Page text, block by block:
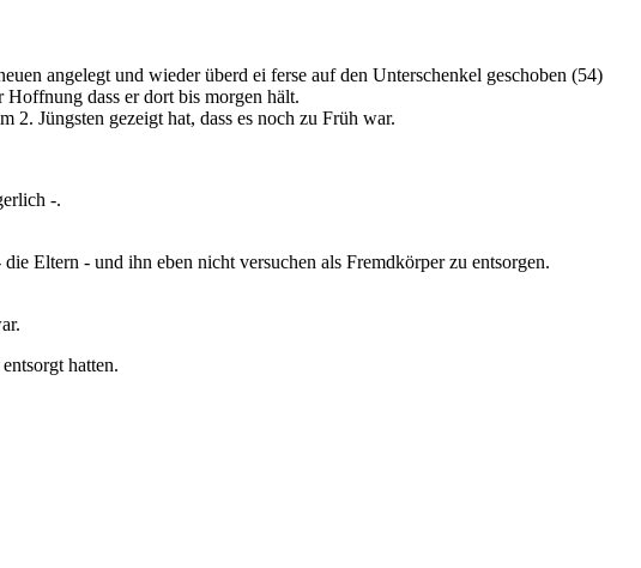
angelegt und wieder überd ei ferse auf den Unterschenkel geschoben (54)
dass er dort bis morgen hält.
Jüngsten gezeigt hat, dass es noch zu Früh war.
-.
Eltern - und ihn eben nicht versuchen als Fremdkörper zu entsorgen.
hatten.